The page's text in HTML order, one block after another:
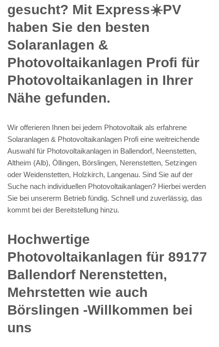
gesucht? Mit Express☀️PV️
haben Sie den besten
Solaranlagen &
Photovoltaikanlagen Profi für
Photovoltaikanlagen in Ihrer
Nähe gefunden.
Wir offerieren Ihnen bei jedem Photovoltaik als erfahrene
Solaranlagen & Photovoltaikanlagen Profi eine weitreichende
Auswahl für Photovoltaikanlagen in Ballendorf, Neenstetten,
Altheim (Alb), Öllingen, Börslingen, Nerenstetten, Setzingen
oder Weidenstetten, Holzkirch, Langenau. Sind Sie auf der
Suche nach individuellen Photovoltaikanlagen? Hierbei werden
Sie bei unsererm Betrieb fündig. Schnell und zuverlässig, das
kommt bei der Bereitstellung hinzu.
Hochwertige
Photovoltaikanlagen für 89177
Ballendorf Nerenstetten,
Mehrstetten wie auch
Börslingen -Willkommen bei
uns